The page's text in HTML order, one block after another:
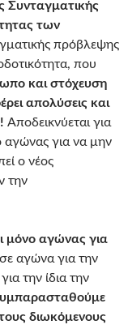
Συνταγματικής
των
πρόβλεψης
που
και στόχευση
απολύσεις και
Αποδεικνύεται για
αγώνας για να μην
ο νέος
την
μόνο αγώνας για
αγώνα για την
την ίδια την
διωκόμενους